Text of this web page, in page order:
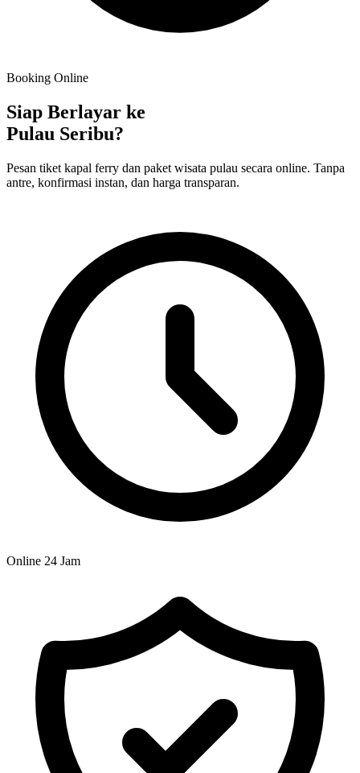
Booking Online
Siap Berlayar ke
Pulau Seribu?
Pesan tiket kapal ferry dan paket wisata pulau secara online. Tanpa
antre, konfirmasi instan, dan harga transparan.
Online 24 Jam